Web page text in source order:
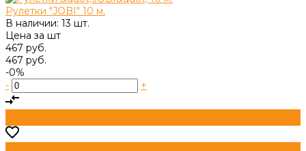
Рулетки "JOBI" 10 м.
В наличии: 13 шт.
Цена за шт
467 руб.
467 руб.
-0%
-
+